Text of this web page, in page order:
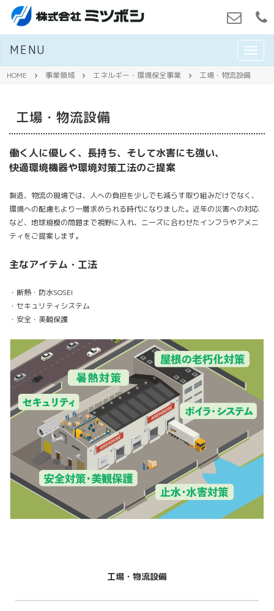
M
E
N
MENU
HOME 事業領域 エネルギー・環境保全事業 工場・物流設備
工場・物流設備
働く人に優しく、長持ち、そして水害にも強い、
快適環境機器や環境対策工法のご提案
製造、物流の現場では、人への負担を少しでも減らす取り組みだけでなく、
環境への配慮もより一層求められる時代になりました。近年の災害への対応
など、地球規模の問題まで視野に入れ、ニーズに合わせたインフラやアメニ
ティをご提案します。
主なアイテム・工法
・断熱・防水SOSEI
・セキュリティシステム
・安全・美観保護
工場・物流設備